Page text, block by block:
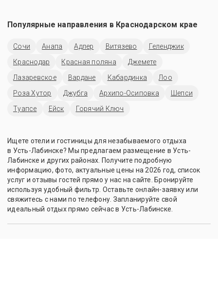
Популярные направления в Краснодарском крае
Сочи Анапа Адлер Витязево
Геленджик
Краснодар
Красная поляна
Джемете
Лазаревское
Вардане Кабардинка
Лоо
Роза Хутор
Джубга Архипо-Осиповка
Шепси
Туапсе
Ейск Горячий Ключ
Ищете отели и гостиницы для незабываемого отдыха
в Усть-Лабинске? Мы предлагаем размещение в Усть-
Лабинске и других районах. Получите подробную
информацию, фото, актуальные цены на 2026 год, список
услуг и отзывы гостей прямо у нас на сайте. Бронируйте
используя удобный фильтр. Оставьте онлайн-заявку или
свяжитесь с нами по телефону. Запланируйте свой
идеальный отдых прямо сейчас в Усть-Лабинске.